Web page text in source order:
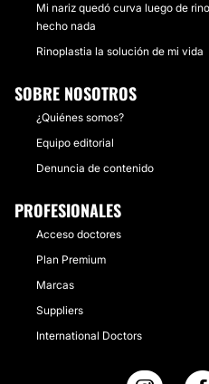
Mi nariz quedó curva luego de
hecho nada
Rinoplastia la solución de mi vida
SOBRE NOSOTROS
¿Quiénes somos?
Equipo editorial
Denuncia de contenido
PROFESIONALES
Acceso doctores
Plan Premium
Marcas
Suppliers
International Doctors